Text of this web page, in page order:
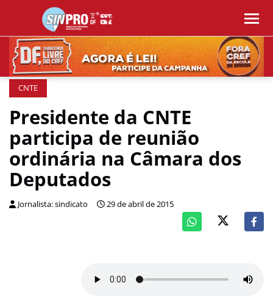
CNTE
Presidente da CNTE
participa de reunião
ordinária na Câmara dos
Deputados
Jornalista: sindicato 29 de abril de 2015